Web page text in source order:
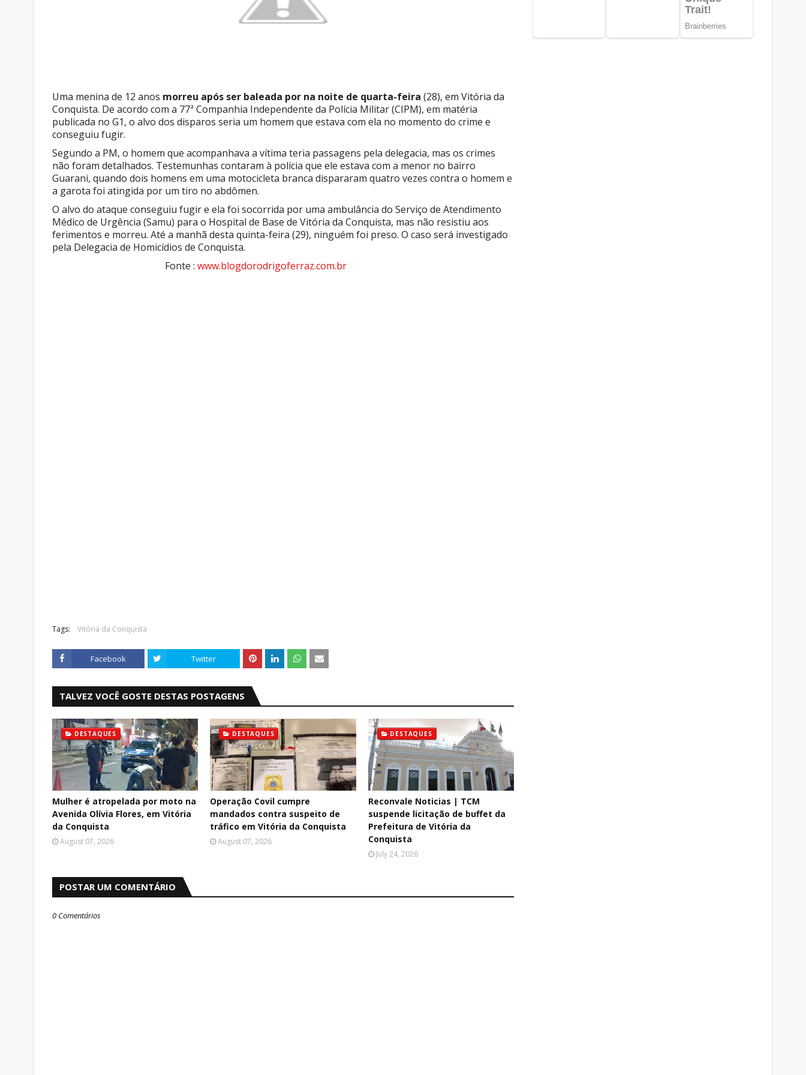
Uma menina de 12 anos morreu após ser baleada por na noite de quarta-feira (28), em Vitória da
Conquista. De acordo com a 77ª Companhia Independente da Polícia Militar (CIPM), em matéria
publicada no G1, o alvo dos disparos seria um homem que estava com ela no momento do crime e
conseguiu fugir.
Segundo a PM, o homem que acompanhava a vítima teria passagens pela delegacia, mas os crimes
não foram detalhados. Testemunhas contaram à polícia que ele estava com a menor no bairro
Guarani, quando dois homens em uma motocicleta branca dispararam quatro vezes contra o homem e
a garota foi atingida por um tiro no abdômen.
O alvo do ataque conseguiu fugir e ela foi socorrida por uma ambulância do Serviço de Atendimento
Médico de Urgência (Samu) para o Hospital de Base de Vitória da Conquista, mas não resistiu aos
ferimentos e morreu. Até a manhã desta quinta-feira (29), ninguém foi preso. O caso será investigado
pela Delegacia de Homicídios de Conquista.
Fonte : www.blogdorodrigoferraz.com.br
Tags: Vitória da Conquista
Facebook Twitter
TALVEZ VOCÊ GOSTE DESTAS POSTAGENS
DESTAQUES
Mulher é atropelada por moto na
Avenida Olívia Flores, em Vitória
da Conquista
August 07, 2026
DESTAQUES
Operação Covil cumpre
mandados contra suspeito de
tráfico em Vitória da Conquista
August 07, 2026
DESTAQUES
Reconvale Noticias | TCM
suspende licitação de buffet da
Prefeitura de Vitória da
Conquista
July 24, 2026
POSTAR UM COMENTÁRIO
0 Comentários